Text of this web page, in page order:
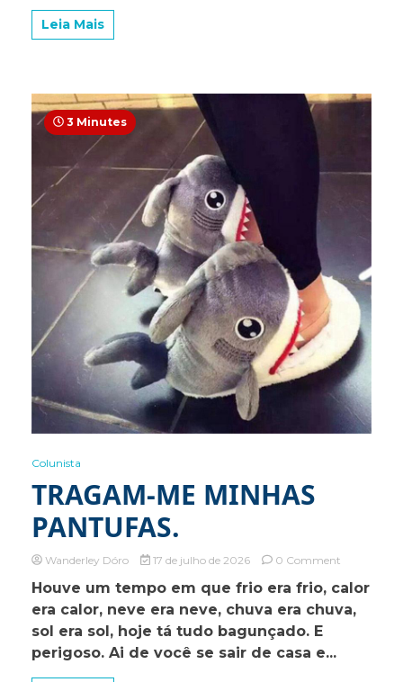
Leia Mais
3 Minutes
Colunista
TRAGAM-ME MINHAS
PANTUFAS.
Wanderley Dóro 17 de julho de 2026 0 Commenton
ME
MINHAS
Houve um tempo em que frio era frio, calor
era calor, neve era neve, chuva era chuva,
sol era sol, hoje tá tudo bagunçado. E
perigoso. Ai de você se sair de casa e...